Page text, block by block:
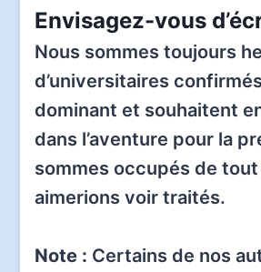
Envisagez-vous
Nous sommes toujours
d’universitaires
dominant et souhaitent
dans l’aventure pour la
sommes occupés de
aimerions voir traités.
Note : Certains de nos